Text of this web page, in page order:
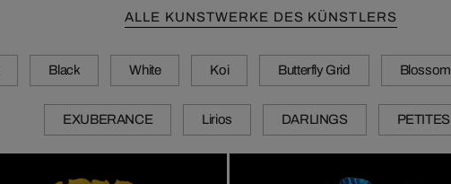
ALLE KUNSTWERKE DES KÜNSTLERS
Black White Koi Butterfly Grid Blossom
EXUBERANCE Lirios DARLINGS PETITES